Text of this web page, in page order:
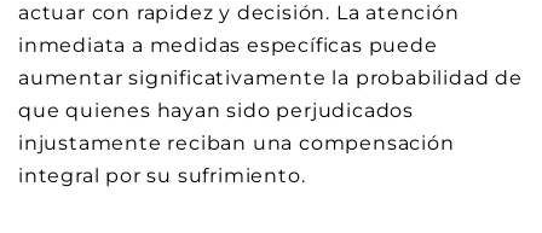
actuar con rapidez y decisión. La atención
inmediata a medidas específicas puede
aumentar significativamente la probabilidad de
que quienes hayan sido perjudicados
injustamente reciban una compensación
integral por su sufrimiento.